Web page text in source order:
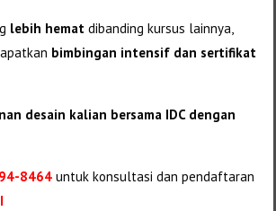
lebih hemat dibanding kursus lainnya,
bimbingan intensif dan sertifikat
desain kalian bersama IDC dengan
8464 untuk konsultasi dan pendaftaran